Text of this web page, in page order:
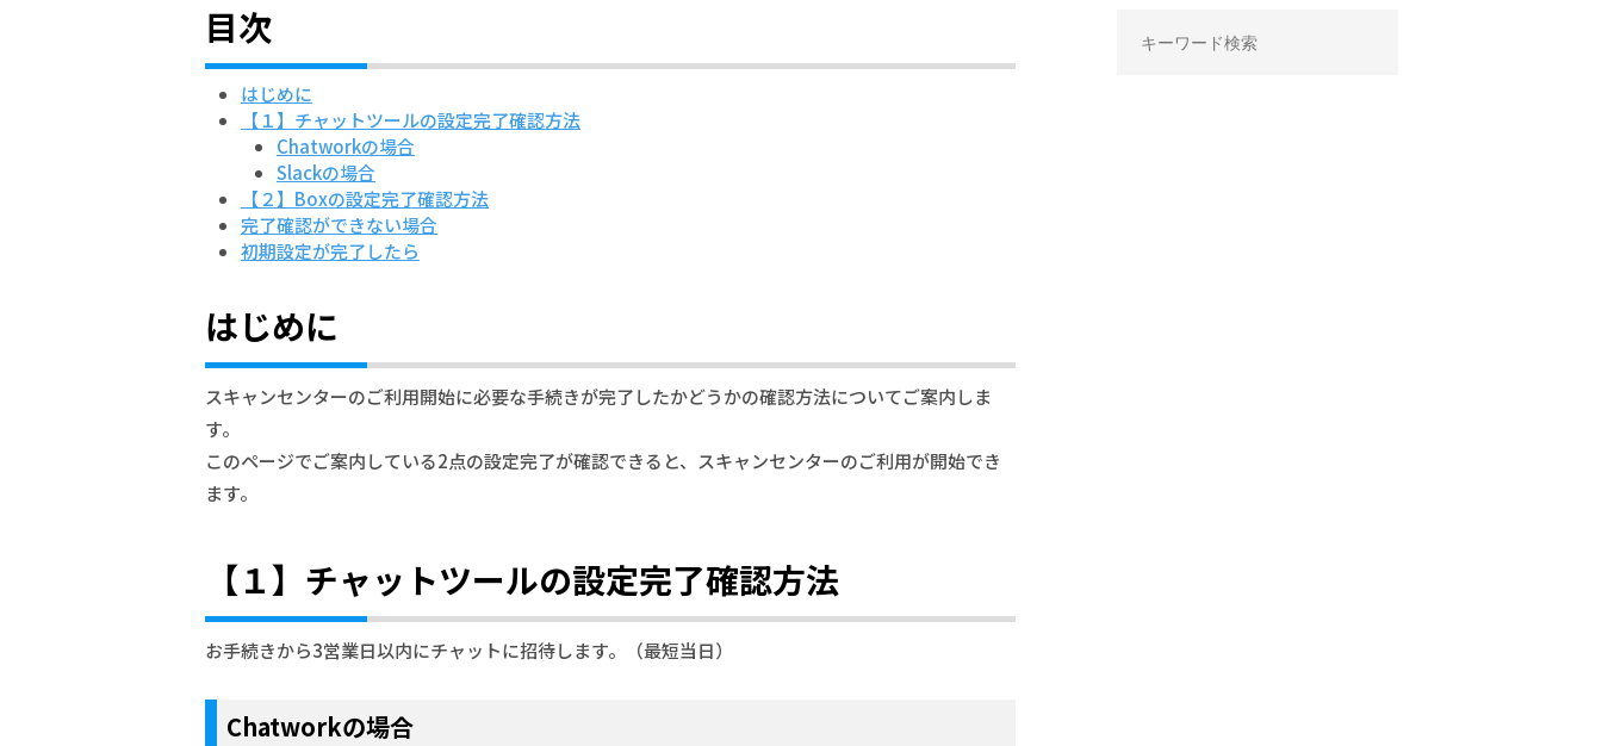
目次
はじめに
【１】チャットツールの設定完了確認方法
Chatworkの場合
Slackの場合
【２】Boxの設定完了確認方法
完了確認ができない場合
初期設定が完了したら
はじめに
スキャンセンターのご利用開始に必要な手続きが完了したかどうかの確認方法についてご案内しま
す。
このページでご案内している2点の設定完了が確認できると、スキャンセンターのご利用が開始でき
ます。
【１】チャットツールの設定完了確認方法
お手続きから3営業日以内にチャットに招待します。（最短当日）
Chatworkの場合